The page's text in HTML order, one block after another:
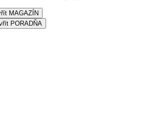
MAGAZÍN
PORADŇA